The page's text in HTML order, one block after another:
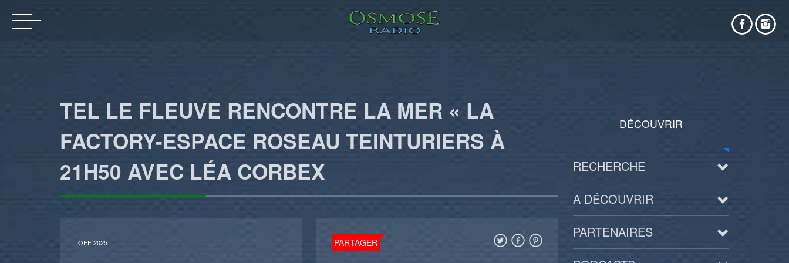
TEL LE FLEUVE RENCONTRE LA MER « LA
FACTORY-ESPACE ROSEAU TEINTURIERS À
21H50 AVEC LÉA CORBEX
OFF 2025 PARTAGER
DÉCOUVRIR
RECHERCHE
A DÉCOUVRIR
PARTENAIRES